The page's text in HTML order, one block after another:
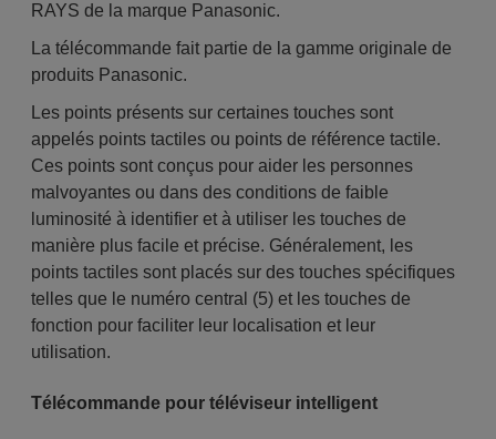
RAYS de la marque Panasonic.
La télécommande fait partie de la gamme originale de
produits Panasonic.
Les points présents sur certaines touches sont
appelés points tactiles ou points de référence tactile.
Ces points sont conçus pour aider les personnes
malvoyantes ou dans des conditions de faible
luminosité à identifier et à utiliser les touches de
manière plus facile et précise. Généralement, les
points tactiles sont placés sur des touches spécifiques
telles que le numéro central (5) et les touches de
fonction pour faciliter leur localisation et leur
utilisation.
Télécommande pour téléviseur intelligent